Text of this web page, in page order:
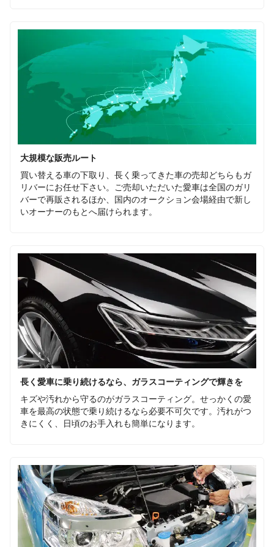
大規模な販売ルート
買い替える車の下取り、長く乗ってきた車の売却どちらもガ
リバーにお任せ下さい。ご売却いただいた愛車は全国のガリ
バーで再販されるほか、国内のオークション会場経由で新し
いオーナーのもとへ届けられます。
長く愛車に乗り続けるなら、ガラスコーティングで輝きを
キズや汚れから守るのがガラスコーティング。せっかくの愛
車を最高の状態で乗り続けるなら必要不可欠です。汚れがつ
きにくく、日頃のお手入れも簡単になります。